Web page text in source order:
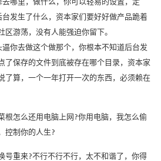
发生了什么，资本家们要好好做产品跪着
游荡，没有人能强迫你留下。
逼你去做这个做那个，你根本不知道后台发
了保存的文件到底被存在哪个目录，资本家
了算，一个一年打开一次的东西，必须赖在
根怎么还用电脑上网?你用电脑，我怎么偷
控制你的人生?
号重来?不行不行不行，太不和谐了，你得